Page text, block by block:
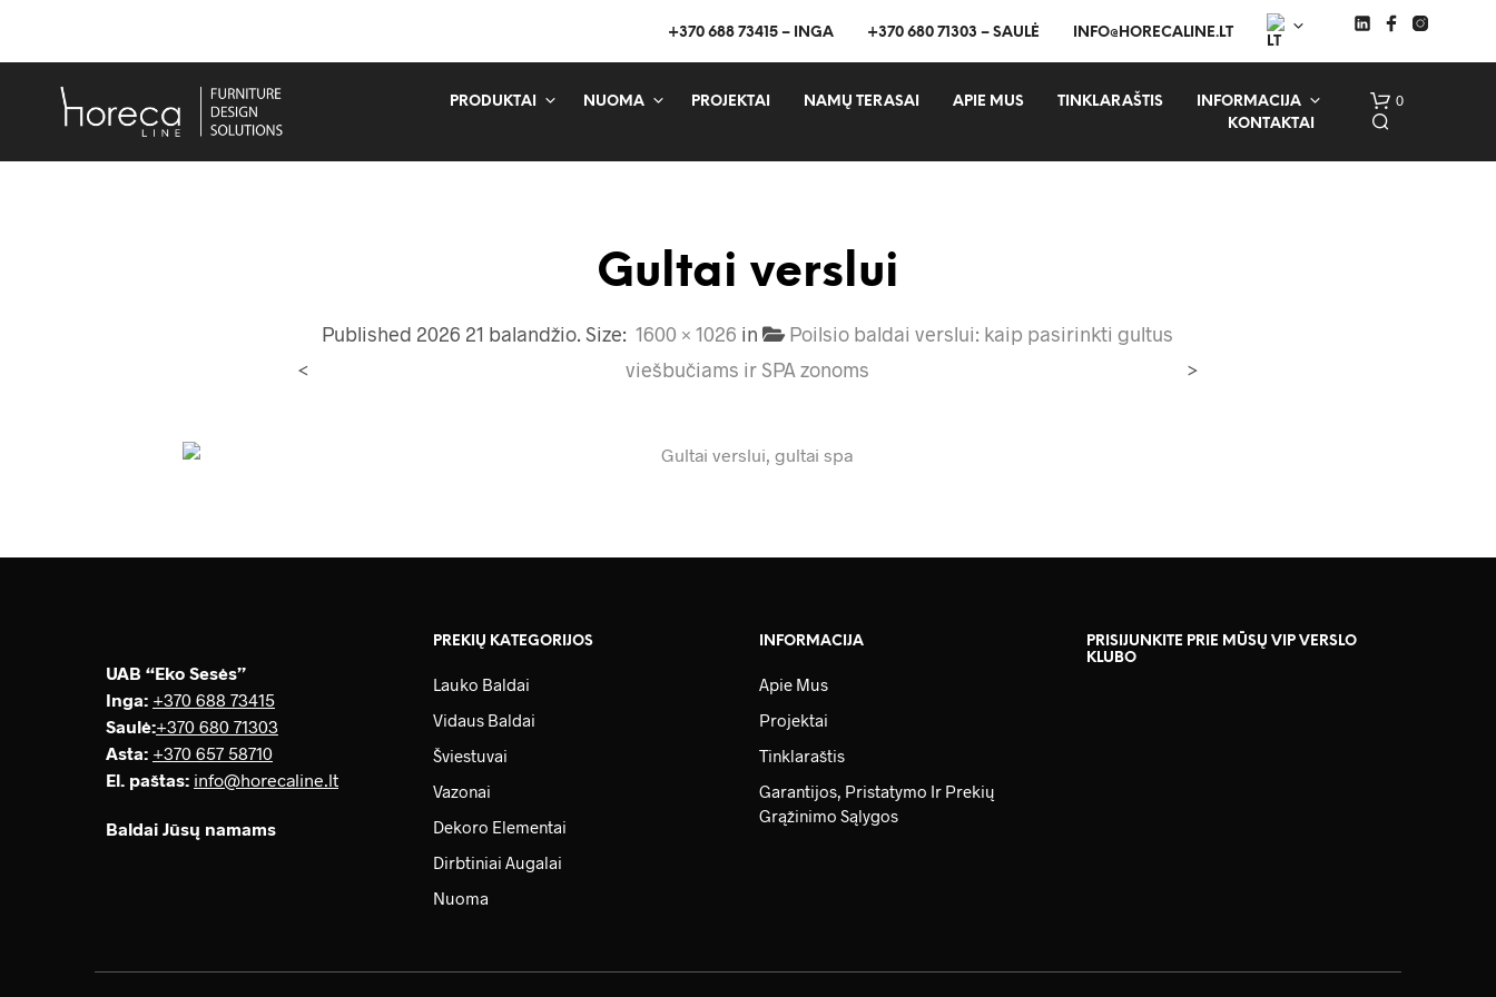
+370 688 73415 – INGA +370 680 71303 – SAULĖ INFO@HORECALINE.LT
PRODUKTAI NUOMA PROJEKTAI NAMŲ TERASAI APIE MUS TINKLARAŠTIS
INFORMACIJA
KONTAKTAI
0
Gultai verslui
Published 2026 21 balandžio. Size: 1600 × 1026 in
Poilsio baldai verslui: kaip pasirinkti gultus
viešbučiams ir SPA zonoms
< >
UAB “Eko Sesės”
Inga: +370 688 73415
Saulė:+370 680 71303
Asta: +370 657 58710
El. paštas: info@horecaline.lt
Baldai Jūsų namams
PREKIŲ KATEGORIJOS
Lauko Baldai
Vidaus Baldai
Šviestuvai
Vazonai
Dekoro Elementai
Dirbtiniai Augalai
Nuoma
INFORMACIJA
Apie Mus
Projektai
Tinklaraštis
Garantijos, Pristatymo Ir Prekių
Grąžinimo Sąlygos
PRISIJUNKITE PRIE MŪSŲ VIP VERSLO
KLUBO